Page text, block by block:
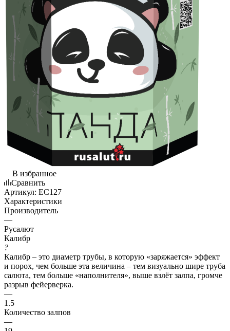
В избранное
Сравнить
Артикул: EC127
Характеристики
Производитель
—
Русалют
Калибр
?
Калибр – это диаметр трубы, в которую «заряжается» эффект
и порох, чем больше эта величина – тем визуально шире труба
салюта, тем больше «наполнителя», выше взлёт залпа, громче
разрыв фейерверка.
—
1.5
Количество залпов
—